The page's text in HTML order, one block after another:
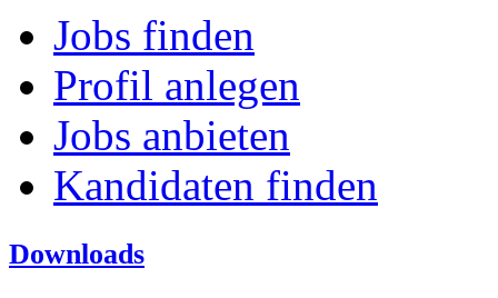
Jobs finden
Profil anlegen
Jobs anbieten
Kandidaten finden
Downloads